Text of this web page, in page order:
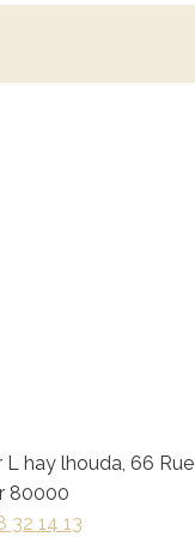
L hay lhouda, 66 Rue
80000
32 14 13